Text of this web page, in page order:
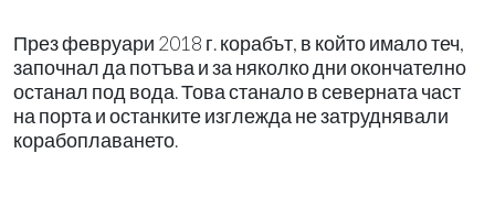
През февруари 2018 г. корабът, в който имало теч,
започнал да потъва и за няколко дни окончателно
останал под вода. Това станало в северната част
на порта и останките изглежда не затруднявали
корабоплаването.